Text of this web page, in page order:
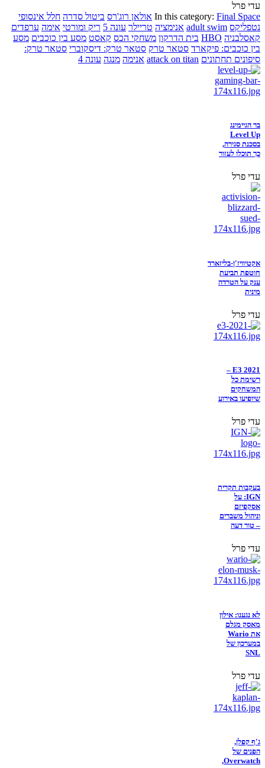
עדי פרל
In this category: Final Space אולאן רוג'רס ביטול סדרה חלל אינסופי
נטפליקס adult swim אנימציה טריילר עונה 5 ריק ומורטי אימה ערפדים
קאסלבניה HBO בית הדרקון משחקי הכס קאסט מסע בין כוכבים מסע
בין כוכבים: פיקארד סטאר טרק סטאר טרק: דיסקוברי סטאר טרק:
סיפונים תחתונים attack on titan אנימה מנגה עונה 4
בר הגיימינג
Level Up
בסכנת סגירה,
כך תוכלו לעזור
עדי פרל
אקטיוויז'ן-בליזארד
חוטפת תביעת
ענק על הטרדה
מינית
עדי פרל
E3 2021 –
רשימת כל
המשחקים
שיופיעו באירוע
עדי פרל
בעקבות תקרית
IGN: על
אסקפיזם
וניהול משברים
– טור דעה
עדי פרל
לא נגענו: אילון
מאסק מגלם
את Wario
במערכון של
SNL
עדי פרל
ג'ף קפלן,
הפנים של
Overwatch,